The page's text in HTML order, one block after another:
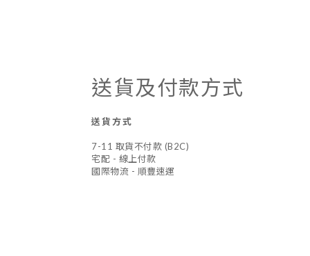
送貨及付款方式
送貨方式
7-11 取貨不付款 (B2C)
宅配 - 線上付款
國際物流 - 順豐速運